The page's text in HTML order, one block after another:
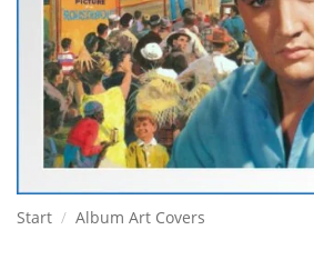
Start / Album Art Covers